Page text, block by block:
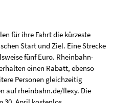
für ihre Fahrt die kürzeste
Start und Ziel. Eine Strecke
fünf Euro. Rheinbahn-
einen Rabatt, ebenso
Personen gleichzeitig
auf rheinbahn.de/flexy. Die